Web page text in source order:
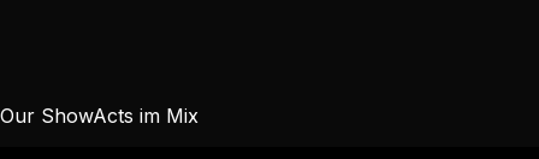
Our ShowActs im Mix